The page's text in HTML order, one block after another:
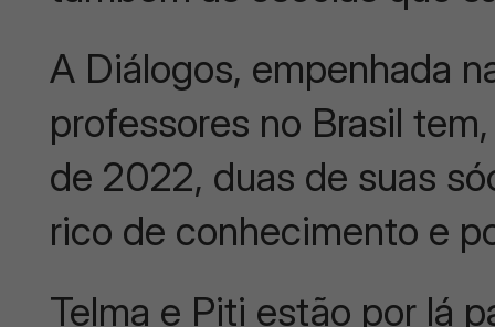
A Diálogos, empenhada
professores no Brasil
de 2022, duas de suas
rico de conhecimento e
Telma e Piti estão por lá